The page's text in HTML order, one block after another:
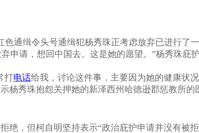
通缉令头号通缉犯杨秀珠正考虑放弃已进行了
申请，想回中国去。这是她的愿望。”杨秀珠庇
打电话给我，讨论这件事，主要因为她的健康状
杨秀珠抱怨关押她的新泽西州哈德逊郡惩教所的
，但柯自明坚持表示“政治庇护申请并没有被